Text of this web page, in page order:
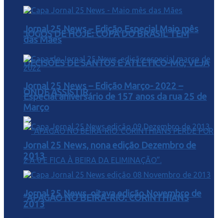
JOGOS DE HOJE: COPA DO BRASIL TEM
DECISÕES DE SANTOS E ATLÉTICO-MG; VEJA
ONDE ASSISTIR
“APAGÃO NO BEIRA-RIO: CORINTHIANS
Jornal 25 News – Edição Especial Maio mês
das Mães
Jornal 25 News – Edição Março- 2022 –
Especial aniversário de 157 anos da rua 25 de
Março
Jornal 25 News, nona edição Dezembro de
2013
Jornal 25 News, oitava edição Novembro de
2013